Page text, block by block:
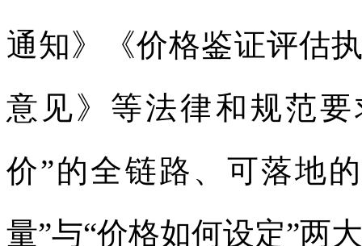
通知》《价格鉴证评估
意见》等法律和规范
价”的全链路、可落地
量”与“价格如何设定”两